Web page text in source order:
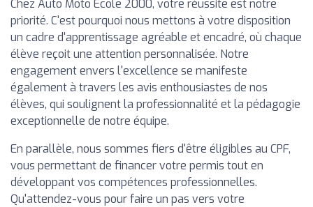
Chez Auto Moto École 2000, votre réussite est notre
priorité. C'est pourquoi nous mettons à votre disposition
un cadre d'apprentissage agréable et encadré, où chaque
élève reçoit une attention personnalisée. Notre
engagement envers l'excellence se manifeste
également à travers les avis enthousiastes de nos
élèves, qui soulignent la professionnalité et la pédagogie
exceptionnelle de notre équipe.
En parallèle, nous sommes fiers d'être éligibles au CPF,
vous permettant de financer votre permis tout en
développant vos compétences professionnelles.
Qu'attendez-vous pour faire un pas vers votre